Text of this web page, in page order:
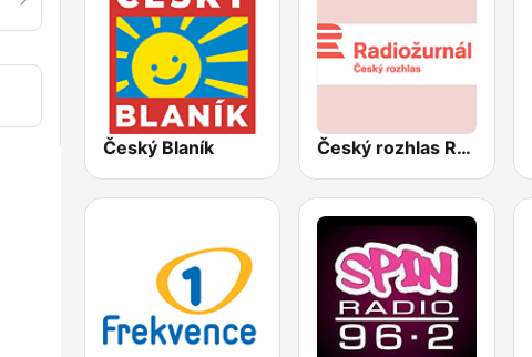
Český Blaník Český rozhlas Radiožurnál